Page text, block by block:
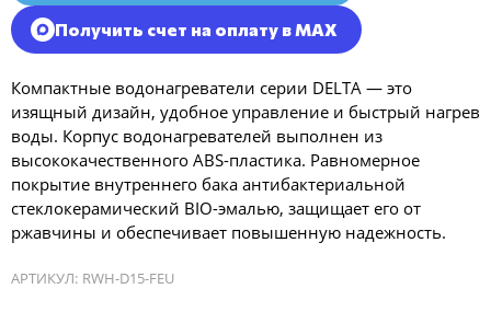
Получить счет на оплату в MAX
Компактные водонагреватели серии DELTA — это
изящный дизайн, удобное управление и быстрый нагрев
воды. Корпус водонагревателей выполнен из
высококачественного ABS-пластика. Равномерное
покрытие внутреннего бака антибактериальной
стеклокерамический BIO-эмалью, защищает его от
ржавчины и обеспечивает повышенную надежность.
АРТИКУЛ: RWH-D15-FEU